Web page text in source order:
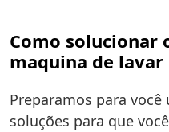
Como solucionar
maquina de lavar
Preparamos para
soluções para que